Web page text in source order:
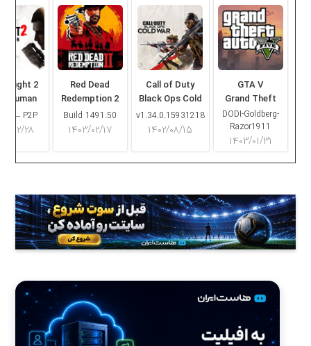
GTA V
Grand Theft
Auto V
DODI-Goldberg-
Razor1911
۱۴۰۳/۰۱/۳۱
Call of Duty
Black Ops Cold
War
v1.34.0.15931218
۱۴۰۲/۰۸/۱۵
Red Dead
Redemption 2
Build 1491.50
۱۴۰۳/۰۲/۱۷
Light 2
Human
– P2P
۱۴۰۳/